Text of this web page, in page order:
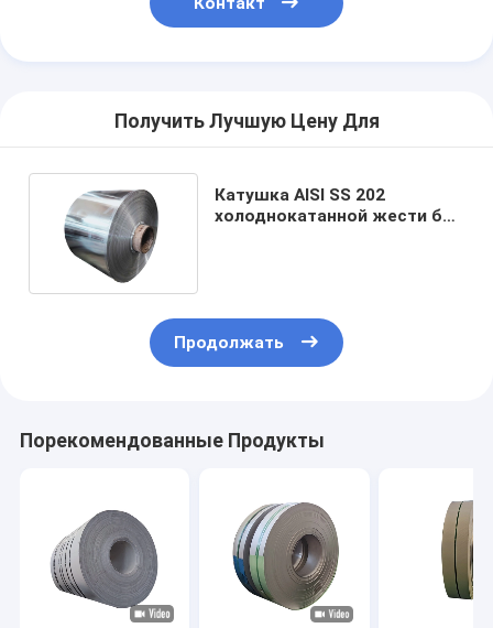
Получить Лучшую Цену Для
Катушка AISI SS 202
холоднокатанной жести ба
Продолжать
Порекомендованные Продукты